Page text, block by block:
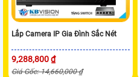
Lắp Camera IP Gia Đình Sắc Nét
9,288,800 ₫
Giá Gốc: 14,660,000 ₫